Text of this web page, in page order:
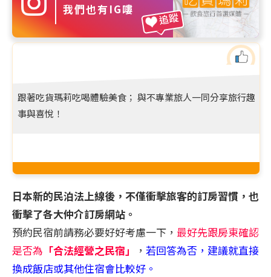
我們也有IG嘍
追蹤
跟著吃貨瑪莉吃喝體驗美食； 與不專業旅人一同分享旅行趣
事與喜悅！
日本新的民泊法上線後，不僅衝擊旅客的訂房習慣，也
衝擊了各大仲介訂房網站。
預約民宿前請務必要好好考慮一下， 最好先跟房東確認
是否為 「合法經營之民宿」 ， 若回答為否，建議就直接
換成飯店或其他住宿會比較好。